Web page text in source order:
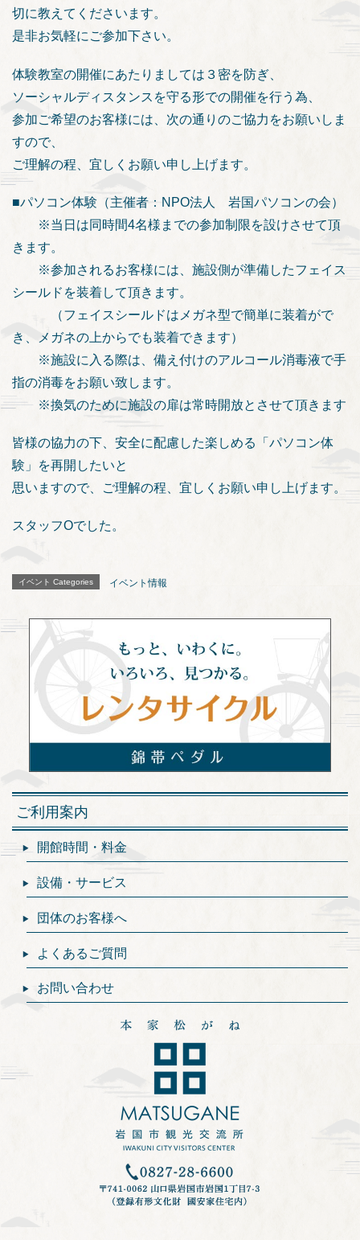
切に教えてくださいます。
是非お気軽にご参加下さい。
体験教室の開催にあたりましては３密を防ぎ、
ソーシャルディスタンスを守る形での開催を行う為、
参加ご希望のお客様には、次の通りのご協力をお願いしま
すので、
ご理解の程、宜しくお願い申し上げます。
■パソコン体験（主催者：NPO法人 岩国パソコンの会）
※当日は同時間4名様までの参加制限を設けさせて頂
きます。
※参加されるお客様には、施設側が準備したフェイス
シールドを装着して頂きま す。
（フェイスシールドはメガネ型で簡単に装着がで
き、メガネの上からでも装着できます）
※施設に入る際は、備え付けのアルコール消毒液で手
指の消毒をお願い致しま す。
※換気のために施設の扉は常時開放とさせて頂きます
皆様の協力の下、安全に配慮した楽しめる「パソコン体
験」を再開したいと
思いますので、ご理解の程、宜しくお願い申し上げます。
スタッフOでした。
イベント Categories イベント情報
ご利用案内
開館時間・料金
設備・サービス
団体のお客様へ
よくあるご質問
お問い合わせ